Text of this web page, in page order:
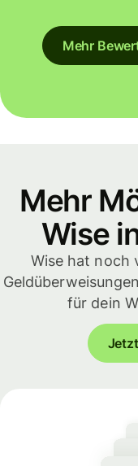
Mehr
Mehr
Wise
Wise hat noch
für dein